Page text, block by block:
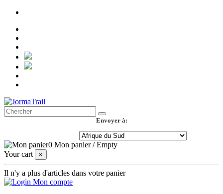
Envoyer à:
0 Mon panier /Empty
Your cart
×
Il n'y a plus d'articles dans votre panier
Mon compte